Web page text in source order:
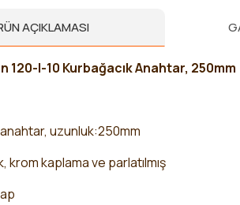
AÇIKLAMASI
120-I-10 Kurbağacık Anahtar, 250mm
uzunluk:250mm
krom kaplama ve parlatılmış